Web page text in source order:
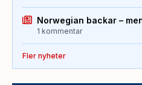
Norwegian backar –
1 kommentar
Fler nyheter